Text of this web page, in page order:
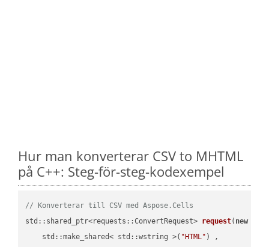
Hur man konverterar CSV to MHTML
på C++: Steg-för-steg-kodexempel
// Konverterar till CSV med Aspose.Cells
std::shared_ptr<requests::ConvertRequest> request( new
    std::make_shared< std::wstring >(
"HTML" ) ,